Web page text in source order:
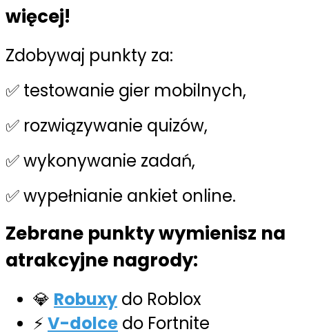
więcej!
Zdobywaj punkty za:
✅ testowanie gier mobilnych,
✅ rozwiązywanie quizów,
✅ wykonywanie zadań,
✅ wypełnianie ankiet online.
Zebrane punkty wymienisz na
atrakcyjne nagrody:
💎 Robuxy do Roblox
⚡ V-dolce do Fortnite